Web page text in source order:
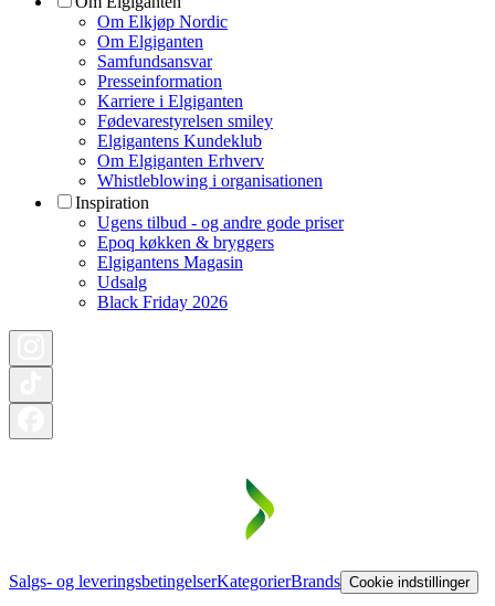
Om Elkjøp Nordic
Om Elgiganten
Samfundsansvar
Presseinformation
Karriere i Elgiganten
Fødevarestyrelsen smiley
Elgigantens Kundeklub
Om Elgiganten Erhverv
Whistleblowing i organisationen
Inspiration
Ugens tilbud - og andre gode priser
Epoq køkken & bryggers
Elgigantens Magasin
Udsalg
Black Friday 2026
Salgs- og leveringsbetingelserKategorierBrands Cookie indstillinger